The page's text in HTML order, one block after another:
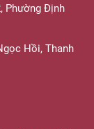
Phường Định
Hồi, Thanh